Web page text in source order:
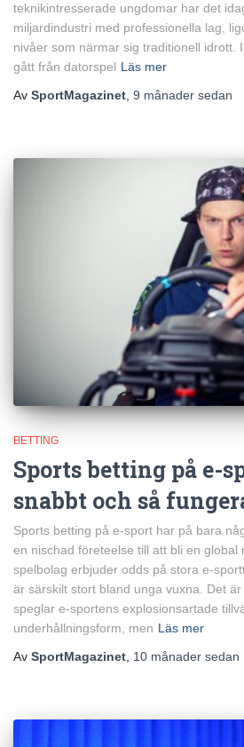
teknikintresserade ungdomar har det
miljardindustri med professionella lag,
nivåer som närmar sig traditionell idrott.
gått från datorspel Läs mer
Av SportMagazinet, 9 månader sedan
BETTING
Sports betting på e-
snabbt och så
Sports betting på e-sport har på bara
en nischad företeelse till att bli en global
spelbolag erbjuder odds på stora e-
är särskilt stort bland unga vuxna. Det
speglar e-sportens explosionsartade
underhållningsform, men Läs mer
Av SportMagazinet 10 månader sedan